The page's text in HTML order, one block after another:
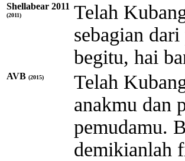
Shellabear 2011
(2011)
Telah
sebagian
begitu, hai
AVB (2015)
Telah
anakmu dan
pemudamu.
demikianlah